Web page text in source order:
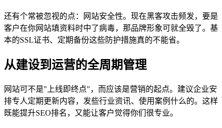
还有个常被忽视的点：网站安全性。现在黑客攻击频发，要是
客户在你网站填资料时中了病毒，那品牌形象可就全毁了。基
本的SSL证书、定期备份这些防护措施真的不能省。
从建设到运营的全周期管理
网站可不是"上线即终点"，而应该是营销的起点。建议企业安
排专人定期更新内容，发些行业资讯、使用案例什么的。这样
既能提升SEO排名，又能让客户觉得你们很专业。